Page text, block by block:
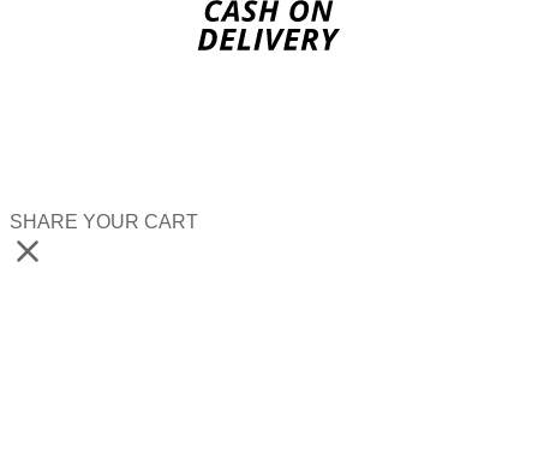
SHARE YOUR CART